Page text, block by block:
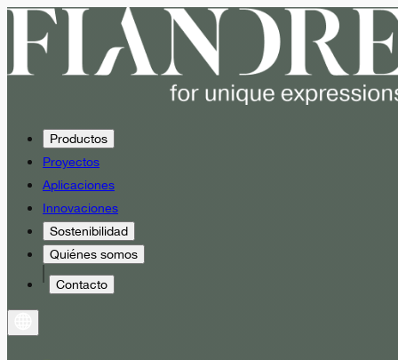
Productos
Proyectos
Aplicaciones
Innovaciones
Sostenibilidad
Quiénes somos
Contacto